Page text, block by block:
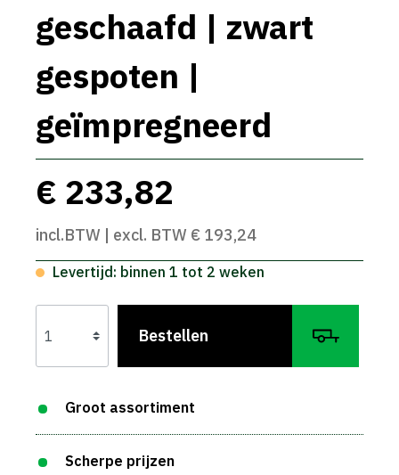
geschaafd | zwart
gespoten |
geïmpregneerd
€ 233,82
incl.BTW | excl. BTW € 193,24
Levertijd: binnen 1 tot 2 weken
Bestellen
Groot assortiment
Scherpe prijzen